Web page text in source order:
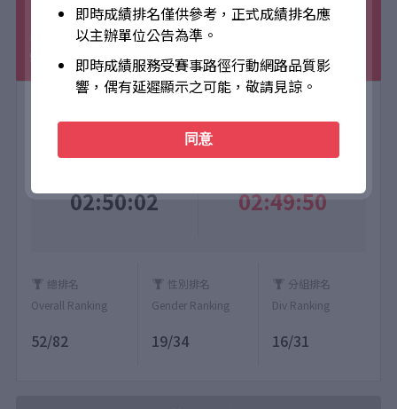
曾韻如
蝙蝠10KM
女子組 女
02:50:02 02:49:50
總排名
Overall Ranking
52/82
性別排名
Gender Ranking
19/34
分組排名
Div Ranking
16/31
即時成績排名僅供參考，正式成績排名應
以主辦單位公告為準。
即時成績服務受賽事路徑行動網路品質影
響，偶有延遲顯示之可能，敬請見諒。
同意